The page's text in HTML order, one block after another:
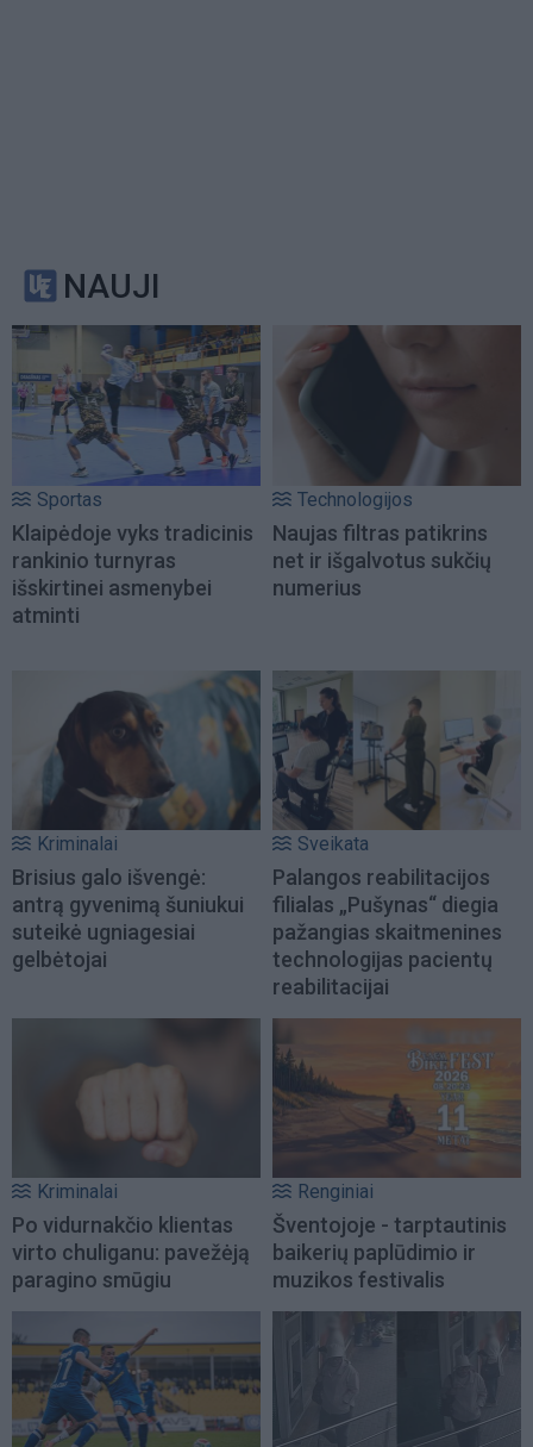
NAUJI
Sportas
Klaipėdoje vyks tradicinis
rankinio turnyras
išskirtinei asmenybei
atminti
Technologijos
Naujas filtras patikrins
net ir išgalvotus sukčių
numerius
Kriminalai
Brisius galo išvengė:
antrą gyvenimą šuniukui
suteikė ugniagesiai
gelbėtojai
Sveikata
Palangos reabilitacijos
filialas „Pušynas“ diegia
pažangias skaitmenines
technologijas pacientų
reabilitacijai
Kriminalai
Po vidurnakčio klientas
virto chuliganu: pavežėją
paragino smūgiu
Renginiai
Šventojoje - tarptautinis
baikerių paplūdimio ir
muzikos festivalis